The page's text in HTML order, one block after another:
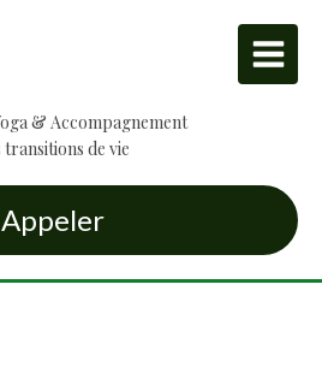
& Accompagnement
transitions de vie
Appeler